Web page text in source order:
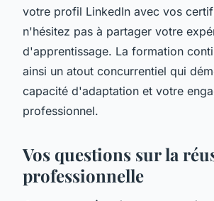
votre profil LinkedIn avec vos
n'hésitez pas à partager votre
d'apprentissage. La formation
ainsi un atout concurrentiel qui
capacité d'adaptation et votre
professionnel.
Vos questions sur la
professionnelle